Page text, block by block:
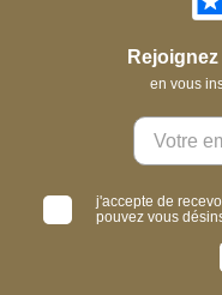
en vous
j'accepte de
pouvez vous